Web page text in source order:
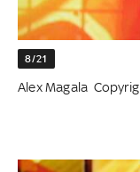
8/21
Alex Magala